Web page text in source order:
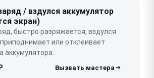
/ вздулся аккумулятор
экран)
быстро разряжается, вздулся
или отклеивает
аккумулятора.